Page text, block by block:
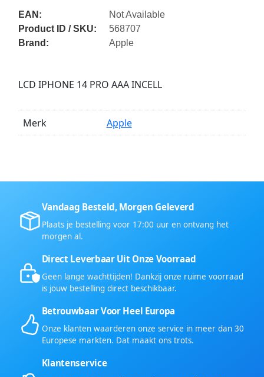
EAN:
Not Available
Product ID / SKU:
568707
Brand:
Apple
LCD IPHONE 14 PRO AAA INCELL
Merk Apple
Vandaag Besteld, Morgen Geleverd
Plaats je bestelling voor 17:00 uur en ontvang het
morgen al.
Direct Leverbaar Uit Onze Voorraad
Geen lange wachttijden! Dankzij onze ruime voorraad
is jouw bestelling direct beschikbaar.
Betrouwbaar Voor Heel Europa
Onze klanten waarderen onze service in meer dan 30
Europese markten. Dat maakt ons trots.
Klantenservice